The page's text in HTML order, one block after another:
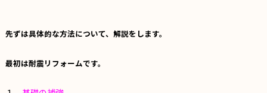
先ずは具体的な方法について、解説をします。
最初は耐震リフォームです。